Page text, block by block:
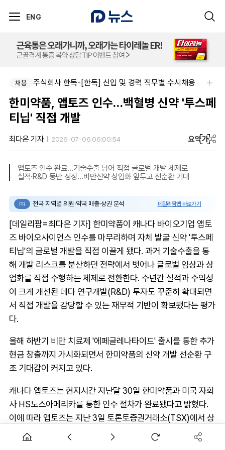
ENG
채용 주식회사 한독-[한독] 신입 및 경력 직무별 수시채용
한미약품, 앱토즈 인수…백혈병 신약 '투스페
티닙' 직접 개발
최다은 기자 2026-07-06 06:00:54 요약가
앱토즈 인수 완료…기술수출 넘어 직접 글로벌 개발 체제로
실적·R&D 동반 성장…비만신약 상업화 앞두고 선순환 기대
PR 전국 지역별 의원·약국 매출·상권 분석 데일리팜맵 바로가기
[데일리팜=최다은 기자] 한미약품이 캐나다 바이오기업 앱토
즈 바이오사이언스 인수를 마무리하며 자체 발굴 신약 '투스페
티닙'의 글로벌 개발을 직접 이끌게 됐다. 과거 기술수출을 통
해 개발 리스크를 분산하던 전략에서 벗어나 글로벌 임상과 상
업화를 직접 수행하는 체제로 전환한다. 수년간 실적과 수익성
이 크게 개선된 데다 연구개발(R&D) 투자도 꾸준히 확대되면
서 직접 개발을 감당할 수 있는 재무적 기반이 확보됐다는 평가
다.
올해 하반기 비만 치료제 '에페글레나타이드' 출시를 통한 추가
현금 창출까지 가시화되면서 한미약품의 신약 개발 선순환 구
조 기대감이 커지고 있다.
캐나다 앱토즈는 현지시간 지난달 30일 한미약품과 미국 자회
사 HS노스아메리카를 통한 인수 절차가 완료됐다고 밝혔다.
이에 따라 앱토즈는 지난 3일 토론토증권거래소(TSX)에서 상
장 폐지되며 한미약품의 완전자회사로 편입된다.